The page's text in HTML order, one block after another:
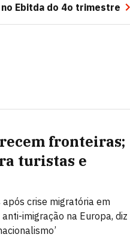
Ebitda do 4o trimestre
fronteiras;
turistas e
crise migratória em
imigração na Europa, diz